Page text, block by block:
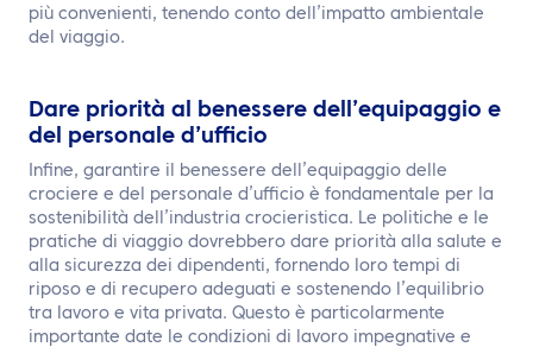
più convenienti, tenendo conto dell’impatto ambientale
del viaggio.
Dare priorità al benessere dell’equipaggio e
del personale d’ufficio
Infine, garantire il benessere dell’equipaggio delle
crociere e del personale d’ufficio è fondamentale per la
sostenibilità dell’industria crocieristica. Le politiche e le
pratiche di viaggio dovrebbero dare priorità alla salute e
alla sicurezza dei dipendenti, fornendo loro tempi di
riposo e di recupero adeguati e sostenendo l’equilibrio
tra lavoro e vita privata. Questo è particolarmente
importante date le condizioni di lavoro impegnative e